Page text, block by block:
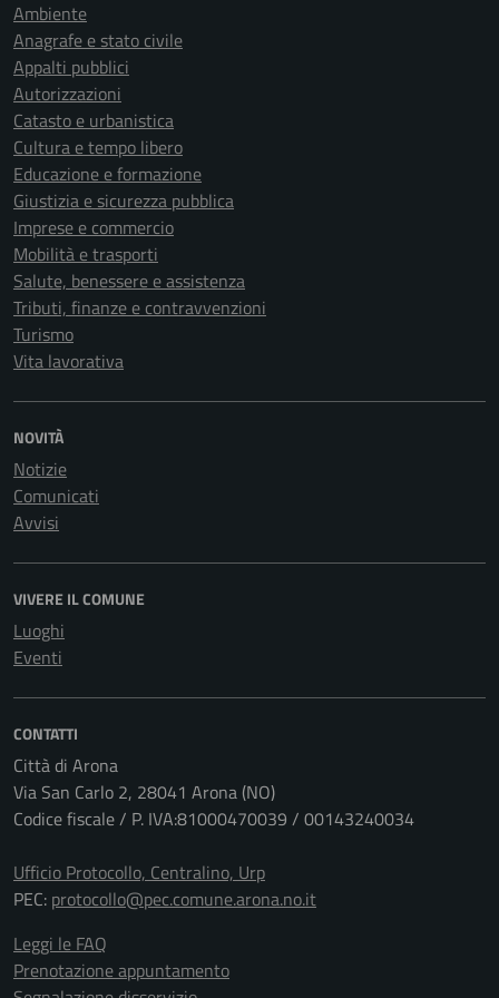
Ambiente
Anagrafe e stato civile
Appalti pubblici
Autorizzazioni
Catasto e urbanistica
Cultura e tempo libero
Educazione e formazione
Giustizia e sicurezza pubblica
Imprese e commercio
Mobilità e trasporti
Salute, benessere e assistenza
Tributi, finanze e contravvenzioni
Turismo
Vita lavorativa
NOVITÀ
Notizie
Comunicati
Avvisi
VIVERE IL COMUNE
Luoghi
Eventi
CONTATTI
Città di Arona
Via San Carlo 2, 28041 Arona (NO)
Codice fiscale / P. IVA:81000470039 / 00143240034
Ufficio Protocollo, Centralino, Urp
PEC: protocollo@pec.comune.arona.no.it
Leggi le FAQ
Prenotazione appuntamento